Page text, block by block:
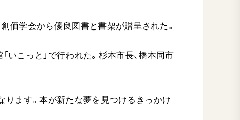
youth media
価学会から優良図書と書架が贈呈された。
いこっと」で行われた。杉本市長、橋本同市
ります。本が新たな夢を見つけるきっかけ